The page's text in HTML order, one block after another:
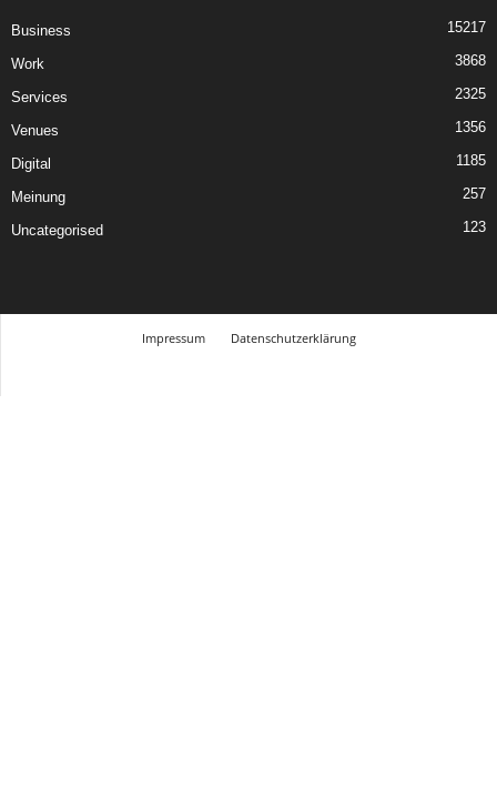
Business 15217
Work 3868
Services 2325
Venues 1356
Digital 1185
Meinung 257
Uncategorised 123
Impressum
Datenschutzerklärung